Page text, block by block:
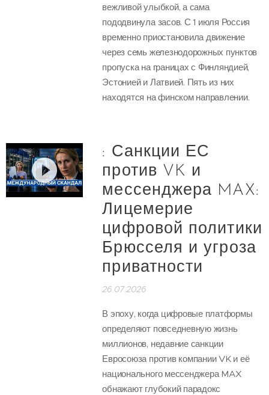
вежливой улыбкой, а сама
пододвинула засов. С 1 июля Россия
временно приостановила движение
через семь железнодорожных пунктов
пропуска на границах с Финляндией,
Эстонией и Латвией. Пять из них
находятся на финском направлении.
: Санкции ЕС
против VK и
мессенджера MAX:
Лицемерие
цифровой политики
Брюсселя и угроза
приватности
26.07.2026
В эпоху, когда цифровые платформы
определяют повседневную жизнь
миллионов, недавние санкции
Евросоюза против компании VK и её
национального мессенджера MAX
обнажают глубокий парадокс